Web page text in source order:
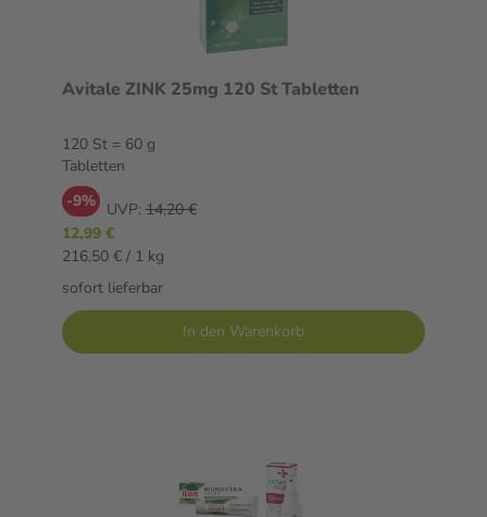
Avitale ZINK 25mg 120 St Tabletten
120 St = 60 g
Tabletten
-9% UVP: 14,20 €
12,99 €
216,50 € / 1 kg
sofort lieferbar
In den Warenkorb